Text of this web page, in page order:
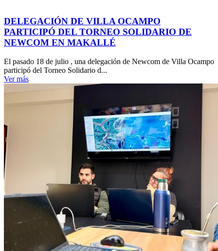
DELEGACIÓN DE VILLA OCAMPO
PARTICIPÓ DEL TORNEO SOLIDARIO DE
NEWCOM EN MAKALLÉ
El pasado 18 de julio , una delegación de Newcom de Villa Ocampo
participó del Torneo Solidario d...
Ver más